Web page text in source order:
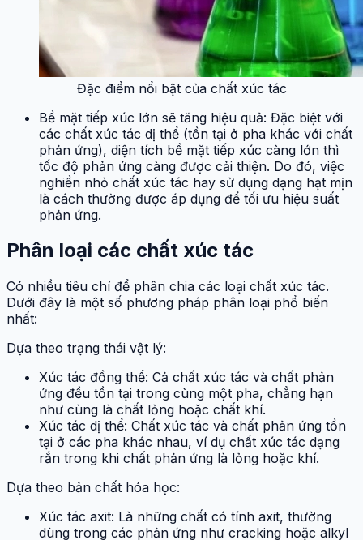
Đặc điểm nổi bật của chất xúc tác
Bề mặt tiếp xúc lớn sẽ tăng hiệu quả: Đặc biệt với
các chất xúc tác dị thể (tồn tại ở pha khác với chất
phản ứng), diện tích bề mặt tiếp xúc càng lớn thì
tốc độ phản ứng càng được cải thiện. Do đó, việc
nghiền nhỏ chất xúc tác hay sử dụng dạng hạt mịn
là cách thường được áp dụng để tối ưu hiệu suất
phản ứng.
Phân loại các chất xúc tác
Có nhiều tiêu chí để phân chia các loại chất xúc tác.
Dưới đây là một số phương pháp phân loại phổ biến
nhất:
Dựa theo trạng thái vật lý:
Xúc tác đồng thể: Cả chất xúc tác và chất phản
ứng đều tồn tại trong cùng một pha, chẳng hạn
như cùng là chất lỏng hoặc chất khí.
Xúc tác dị thể: Chất xúc tác và chất phản ứng tồn
tại ở các pha khác nhau, ví dụ chất xúc tác dạng
rắn trong khi chất phản ứng là lỏng hoặc khí.
Dựa theo bản chất hóa học:
Xúc tác axit: Là những chất có tính axit, thường
dùng trong các phản ứng như cracking hoặc alkyl